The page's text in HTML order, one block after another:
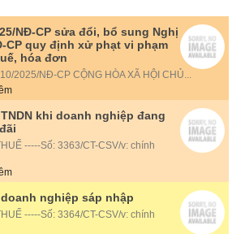
NĐ-CP sửa đổi, bổ sung Nghị
CP quy định xử phạt vi phạm
hóa đơn
2025/NĐ-CP CỘNG HÒA XÃ HỘI CHỦ...
khi doanh nghiệp đang
-----Số: 3363/CT-CSV/v: chính
nghiệp sáp nhập
-----Số: 3364/CT-CSV/v: chính